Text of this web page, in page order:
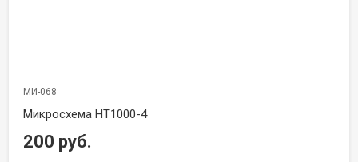
МИ-068
Микросхема HT1000-4
200 руб.